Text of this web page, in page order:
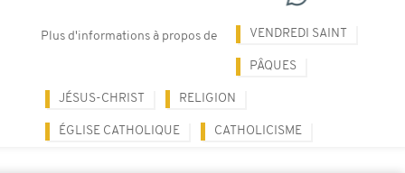
Plus d'informations à propos de VENDREDI SAINT
PÂQUES
JÉSUS-CHRIST RELIGION
ÉGLISE CATHOLIQUE CATHOLICISME